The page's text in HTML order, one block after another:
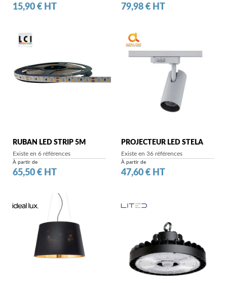
Prix
15,90 € HT Prix
79,98 € HT
RUBAN LED STRIP 5M
Existe en 6 références
À partir de
Prix
65,50 € HT
PROJECTEUR LED STELA
Existe en 36 références
À partir de
Prix
47,60 € HT